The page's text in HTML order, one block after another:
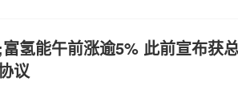
氢能午前涨逾5% 此前宣布获
议